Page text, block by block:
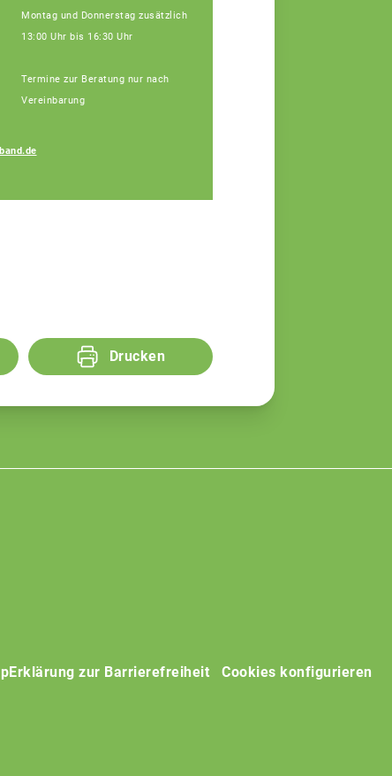
Montag und Donnerstag zusätzlich
13:00 Uhr bis 16:30 Uhr
Termine zur Beratung nur nach
Vereinbarung
Drucken
Erklärung zur Barrierefreiheit Cookies konfigurieren